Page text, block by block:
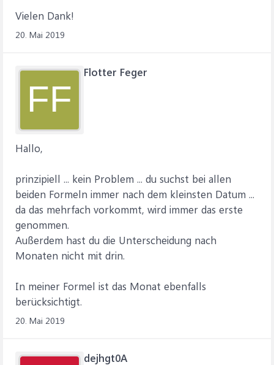
Vielen Dank!
20. Mai 2019
FF
Flotter Feger
Hallo,
prinzipiell ... kein Problem ... du suchst bei allen
beiden Formeln immer nach dem kleinsten Datum ...
da das mehrfach vorkommt, wird immer das erste
genommen.
Außerdem hast du die Unterscheidung nach
Monaten nicht mit drin.
In meiner Formel ist das Monat ebenfalls
berücksichtigt.
20. Mai 2019
dejhgt0A